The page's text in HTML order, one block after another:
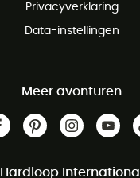
Privacyverklaring
Data-instellingen
Meer avonturen
Hardloop International